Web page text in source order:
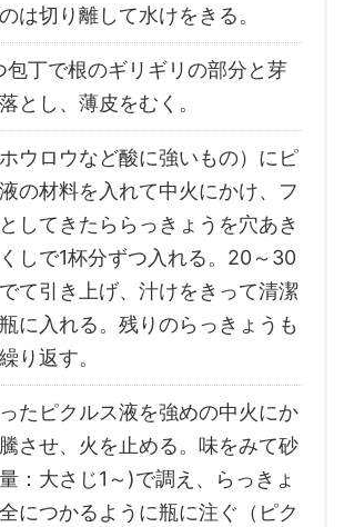
は切り離して水けをきる。
包丁で根のギリギリの部分と芽
とし、薄皮をむく。
ウロウなど酸に強いもの）にピ
の材料を入れて中火にかけ、フ
してきたららっきょうを穴あき
しで1杯分ずつ入れる。20～30
て引き上げ、汁けをきって清潔
に入れる。残りのらっきょうも
り返す。
たピクルス液を強めの中火にか
させ、火を止める。味をみて砂
：大さじ1～)で調え、らっきょ
につかるように瓶に注ぐ（ピク